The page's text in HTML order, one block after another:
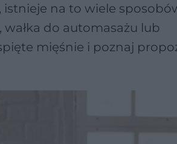
na to wiele
do automasażu lub
mięśnie i poznaj